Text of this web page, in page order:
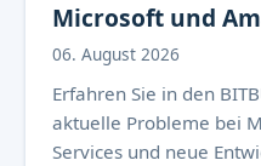
Microsoft und
06. August 2026
Erfahren Sie in den
aktuelle Probleme bei
Services und neue